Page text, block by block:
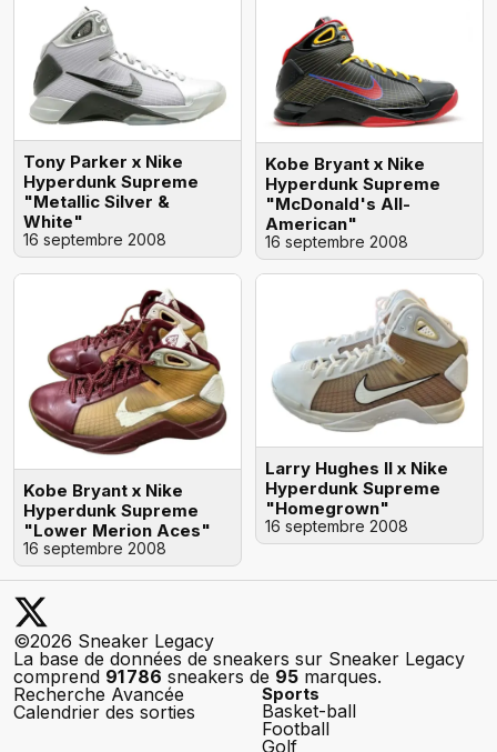
Tony Parker x Nike
Hyperdunk Supreme
"Metallic Silver &
White"
16 septembre 2008
Kobe Bryant x Nike
Hyperdunk Supreme
"McDonald's All-
American"
16 septembre 2008
Kobe Bryant x Nike
Hyperdunk Supreme
"Lower Merion Aces"
16 septembre 2008
Larry Hughes II x Nike
Hyperdunk Supreme
"Homegrown"
16 septembre 2008
©2026 Sneaker Legacy
La base de données de sneakers sur Sneaker Legacy
comprend 91 786 sneakers de 95 marques.
Recherche Avancée
Calendrier des sorties
Sports
Basket-ball
Football
Golf